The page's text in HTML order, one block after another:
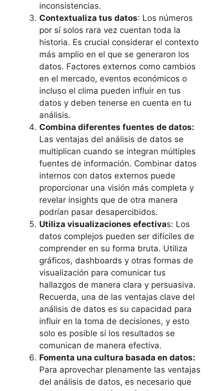
inconsistencias.
Contextualiza tus datos: Los números
por sí solos rara vez cuentan toda la
historia. Es crucial considerar el contexto
más amplio en el que se generaron los
datos. Factores externos como cambios
en el mercado, eventos económicos o
incluso el clima pueden influir en tus
datos y deben tenerse en cuenta en tu
análisis.
Combina diferentes fuentes de datos:
Las ventajas del análisis de datos se
multiplican cuando se integran múltiples
fuentes de información. Combinar datos
internos con datos externos puede
proporcionar una visión más completa y
revelar insights que de otra manera
podrían pasar desapercibidos.
Utiliza visualizaciones efectivas: Los
datos complejos pueden ser difíciles de
comprender en su forma bruta. Utiliza
gráficos, dashboards y otras formas de
visualización para comunicar tus
hallazgos de manera clara y persuasiva.
Recuerda, una de las ventajas clave del
análisis de datos es su capacidad para
influir en la toma de decisiones, y esto
solo es posible si los resultados se
comunican de manera efectiva.
Fomenta una cultura basada en datos:
Para aprovechar plenamente las ventajas
del análisis de datos, es necesario que